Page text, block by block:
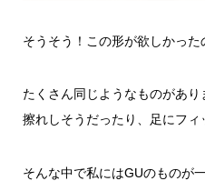
そうそう！この形が欲しかった
たくさん同じようなものがあ
擦れしそうだったり、足にフィ
そんな中で私にはGUのものが